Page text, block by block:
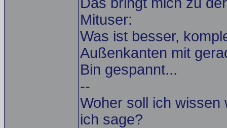
Mituser:
Was ist besser,
Außenkanten mit
Bin gespannt...
--
Woher soll ich
ich sage?